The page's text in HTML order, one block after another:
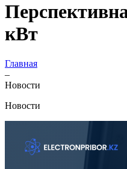
кВт
Главная
–
Новости
Новости